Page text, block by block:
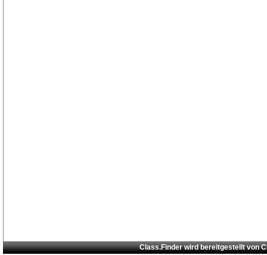
Class.Finder wird bereitgestellt von